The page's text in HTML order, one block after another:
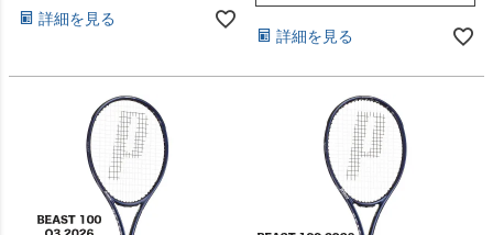
詳細を見る
詳細を見る